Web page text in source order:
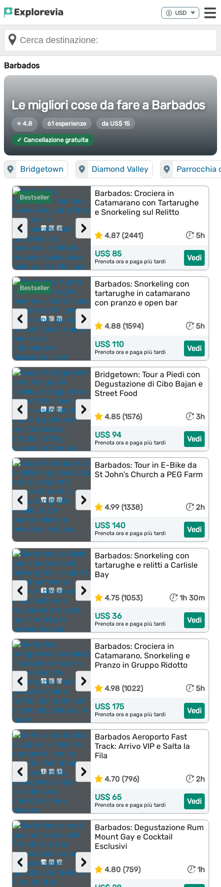
Barbados
Le migliori cose da fare a Barbados
⭐ 4.8 61 esperienze da US$ 15
✓ Cancellazione gratuita
Bridgetown Diamond Valley Parrocchia
Bestseller
›
‹
Barbados: Crociera in
Catamarano con Tartarughe
e Snorkeling sul Relitto
4.87 (2441) 5h
Vedi
US$ 85
Prenota ora e paga più tardi
Bestseller
›
‹
Barbados: Snorkeling con
tartarughe in catamarano
con pranzo e open bar
4.88 (1594) 5h
Vedi
US$ 110
Prenota ora e paga più tardi
›
‹
Bridgetown: Tour a Piedi con
Degustazione di Cibo Bajan e
Street Food
4.85 (1576) 3h
Vedi
US$ 94
Prenota ora e paga più tardi
›
‹
Barbados: Tour in E-Bike da
St John’s Church a PEG Farm
4.99 (1338) 2h
Vedi
US$ 140
Prenota ora e paga più tardi
›
‹
Barbados: Snorkeling con
tartarughe e relitti a Carlisle
Bay
4.75 (1053) 1h 30m
Vedi
US$ 36
Prenota ora e paga più tardi
›
‹
Barbados: Crociera in
Catamarano, Snorkeling e
Pranzo in Gruppo Ridotto
4.98 (1022) 5h
Vedi
US$ 175
Prenota ora e paga più tardi
›
‹
Barbados Aeroporto Fast
Track: Arrivo VIP e Salta la
Fila
4.70 (796) 2h
Vedi
US$ 65
Prenota ora e paga più tardi
›
‹
Barbados: Degustazione Rum
Mount Gay e Cocktail
Esclusivi
4.80 (759) 1h